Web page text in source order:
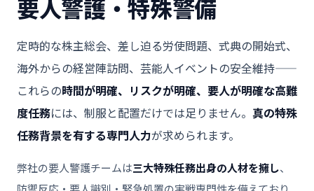
要人警護・特殊警備
定時的な株主総会、差し迫る労使問題、式典の開始式、
海外からの経営陣訪問、芸能人イベントの安全維持——
これらの時間が明確、リスクが明確、要人が明確な高難
度任務には、制服と配置だけでは足りません。 真の特殊
任務背景を有する専門人力が求められます。
弊社の要人警護チームは三大特殊任務出身の人材を擁し、